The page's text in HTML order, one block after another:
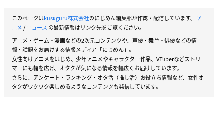
このページはkusuguru株式会社のにじめん編集部が作成・配信しています。 ア
ニメ/ニュース の最新情報はリンク先をご覧ください。
アニメ・ゲーム・漫画などの2次元コンテンツや、声優・舞台・俳優などの情
報・話題をお届けする情報メディア「にじめん」。
女性向けアニメをはじめ、少年アニメやキャラクター作品、VTuberなどストリー
マーにも幅を広げ、オタクが気になる情報を幅広くお届けしています。
さらに、アンケート・ランキング・オタ活（推し活）お役立ち情報など、女性オ
タクがワクワク楽しめるようなコンテンツも発信しています。